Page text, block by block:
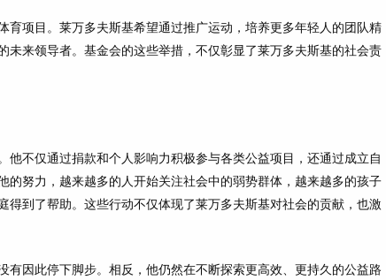
项目。莱万多夫斯基希望通过推广运动，培养更多年轻人的团队精
来领导者。基金会的这些举措，不仅彰显了莱万多夫斯基的社会责
不仅通过捐款和个人影响力积极参与各类公益项目，还通过成立自
努力，越来越多的人开始关注社会中的弱势群体，越来越多的孩子
到了帮助。这些行动不仅体现了莱万多夫斯基对社会的贡献，也激
因此停下脚步。相反，他仍然在不断探索更高效、更持久的公益路